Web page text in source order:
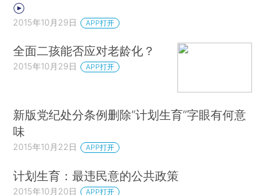
2015年10月29日 APP打开
全面二孩能否应对老龄化？
2015年10月29日 APP打开
新版党纪处分条例删除“计划生育”字眼有何意
味
2015年10月22日 APP打开
计划生育：最违民意的公共政策
2015年10月20日 APP打开